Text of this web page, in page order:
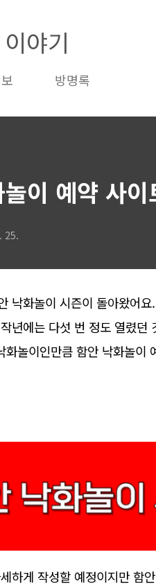
야기
방명록
이 예약 사이
25.
낙화놀이 시즌이 돌아왔어
년에는 다섯 번 정도 열렸
놀이인만큼 함안 낙화놀이
하게 작성할 예정이지만 함